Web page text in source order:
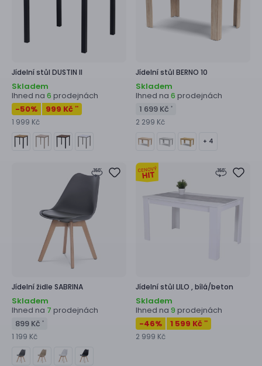
Jídelní stůl DUSTIN II
Skladem
Ihned na 6 prodejnách
-50% 999 Kč **
1 999 Kč
Jídelní stůl BERNO 10
Skladem
Ihned na 6 prodejnách
1 699 Kč *
2 299 Kč
+ 4
Jídelní židle SABRINA
Skladem
Ihned na 7 prodejnách
899 Kč *
1 199 Kč
Jídelní stůl LILO , bílá/beton
Skladem
Ihned na 9 prodejnách
-46% 1 599 Kč **
2 999 Kč